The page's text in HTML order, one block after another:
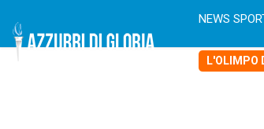
NEWS
L'OLIMPO